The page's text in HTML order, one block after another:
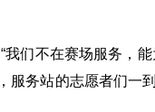
我们不在赛场服务，
服务站的志愿者们一